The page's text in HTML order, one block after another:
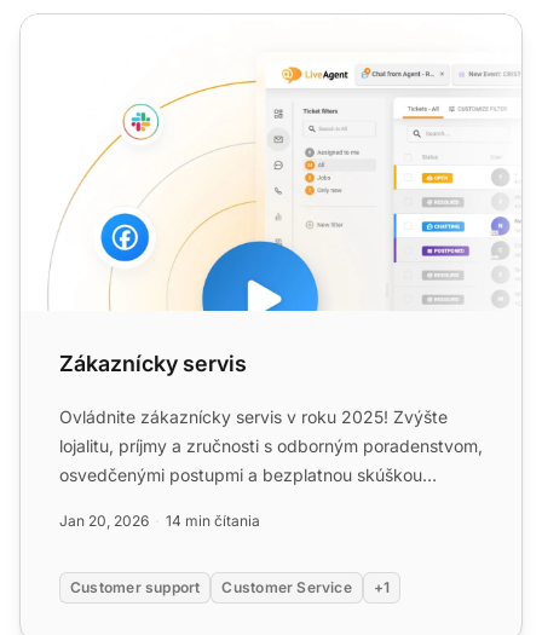
Zákaznícky servis
Zákaznícky servis
Ovládnite zákaznícky servis v roku 2025! Zvýšte
lojalitu, príjmy a zručnosti s odborným poradenstvom,
osvedčenými postupmi a bezplatnou skúškou
Jan 20, 2026 14 min čítania
Customer support Customer Service +1